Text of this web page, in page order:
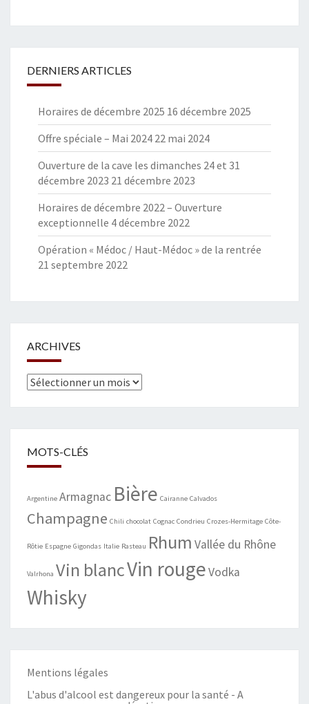
DERNIERS ARTICLES
Horaires de décembre 2025 16 décembre 2025
Offre spéciale – Mai 2024 22 mai 2024
Ouverture de la cave les dimanches 24 et 31
décembre 2023 21 décembre 2023
Horaires de décembre 2022 – Ouverture
exceptionnelle 4 décembre 2022
Opération « Médoc / Haut-Médoc » de la rentrée
21 septembre 2022
ARCHIVES
Archives
MOTS-CLÉS
Argentine Armagnac Bière Cairanne Calvados
Champagne Chili chocolat Cognac Condrieu Crozes-Hermitage Côte-
Rôtie Espagne Gigondas Italie Rasteau Rhum Vallée du Rhône
Valrhona Vin blancVin rougeVodka
Whisky
Mentions légales
L'abus d'alcool est dangereux pour la santé - A